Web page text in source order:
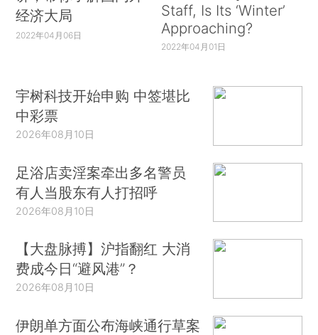
经济大局
2022年04月06日
Staff, Is Its ‘Winter’
Approaching?
2022年04月01日
宇树科技开始申购 中签堪比
中彩票
2026年08月10日
足浴店卖淫案牵出多名警员
有人当股东有人打招呼
2026年08月10日
【大盘脉搏】沪指翻红 大消
费成今日“避风港”？
2026年08月10日
伊朗单方面公布海峡通行草案